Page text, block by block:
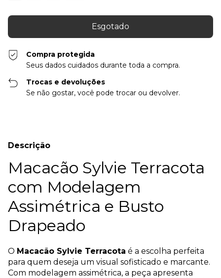
Compra protegida
Seus dados cuidados durante toda a compra.
Trocas e devoluções
Se não gostar, você pode trocar ou devolver.
Descrição
Macacão Sylvie Terracota
com Modelagem
Assimétrica e Busto
Drapeado
O Macacão Sylvie Terracota é a escolha perfeita
para quem deseja um visual sofisticado e marcante.
Com modelagem assimétrica, a peça apresenta